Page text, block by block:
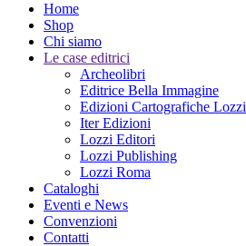
Home
Shop
Chi siamo
Le case editrici
Archeolibri
Editrice Bella Immagine
Edizioni Cartografiche Lozzi
Iter Edizioni
Lozzi Editori
Lozzi Publishing
Lozzi Roma
Cataloghi
Eventi e News
Convenzioni
Contatti